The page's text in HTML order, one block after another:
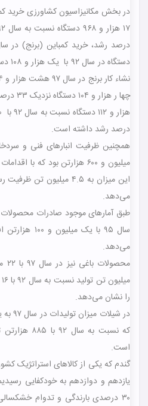
درصد رشد داشته است.
می‌دهد.
می‌دهد.
را نشان می‌دهد.
است.
گندم که یکی از کالاهای استراتژیک
یازدهم و دوازدهم به خودکفایی